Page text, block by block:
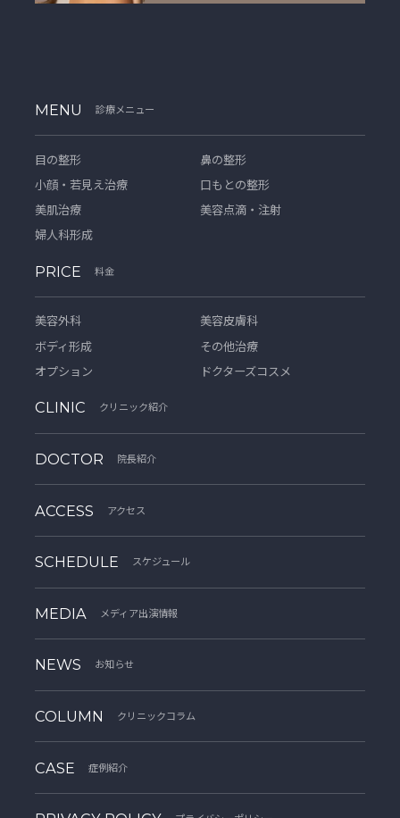
MENU 診療メニュー
目の整形
鼻の整形
小顔・若見え治療
口もとの整形
美肌治療
美容点滴・注射
婦人科形成
PRICE 料金
美容外科
美容皮膚科
ボディ形成
その他治療
オプション
ドクターズコスメ
CLINIC クリニック紹介
DOCTOR 院長紹介
ACCESS アクセス
SCHEDULE スケジュール
MEDIA メディア出演情報
NEWS お知らせ
COLUMN クリニックコラム
CASE 症例紹介